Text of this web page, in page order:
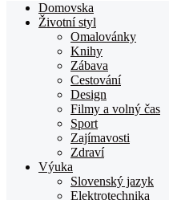
Domovska
Životní styl
Omalovánky
Knihy
Zábava
Cestování
Design
Filmy a volný čas
Sport
Zajímavosti
Zdraví
Výuka
Slovenský jazyk
Elektrotechnika